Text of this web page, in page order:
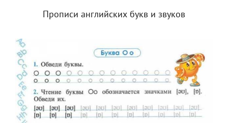
Прописи английских букв и звуков